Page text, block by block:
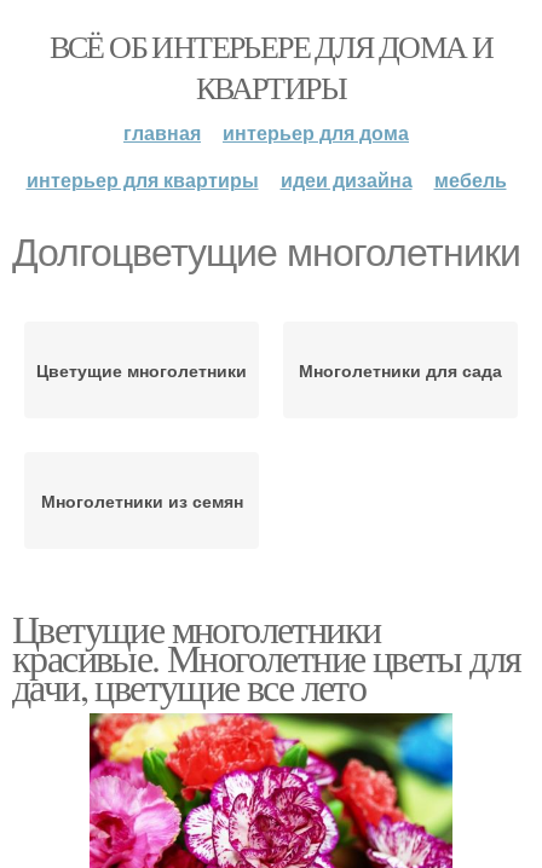
ВСЁ ОБ ИНТЕРЬЕРЕ ДЛЯ ДОМА И
КВАРТИРЫ
главная
интерьер для дома
интерьер для квартиры
идеи дизайна мебель
Долгоцветущие многолетники
Цветущие многолетники Многолетники для сада
Многолетники из семян
Цветущие многолетники
красивые. Многолетние цветы для
дачи, цветущие все лето